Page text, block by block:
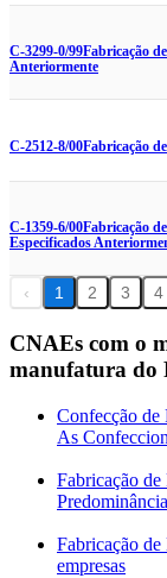
C-3299-0/99Fabricação
Anteriormente
C-2512-8/00Fabricação
C-1359-6/00Fabricação
Especificados
‹ 1 2 3 4
CNAEs com o
manufatura do
Confecção de
As
Fabricação
Fabricação
empresas